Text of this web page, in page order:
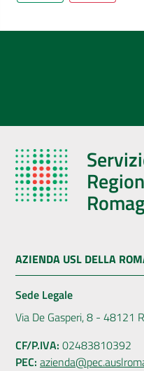
AZIENDA USL DELLA
Sede Legale
Via De Gasperi, 8 - 48121
CF/P.IVA: 02483810392
PEC: